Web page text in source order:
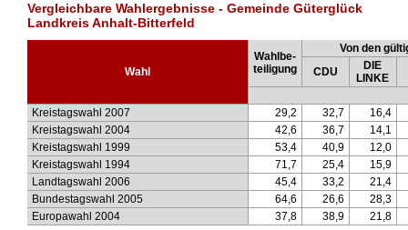
Vergleichbare Wahlergebnisse - Gemeinde Güterglück
Landkreis Anhalt-Bitterfeld
Wahl
Wahlbe-
teiligung
Von den
CDU
DIE
LINKE
Kreistagswahl 2007 29,2 32,7
16,4
Kreistagswahl 2004
42,6 36,7
14,1
Kreistagswahl 1999
53,4 40,9
12,0
Kreistagswahl 1994
71,7 25,4
15,9
Landtagswahl 2006
45,4 33,2
21,4
Bundestagswahl 2005
64,6 26,6
28,3
Europawahl 2004
37,8 38,9 21,8